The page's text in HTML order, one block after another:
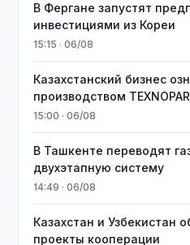
В Фергане запустят
инвестициями из Кореи
15:15 · 06/08
Казахстанский бизнес
производством
15:00 · 06/08
В Ташкенте переводят
двухэтапную систему
14:49 · 06/08
Казахстан и Узбекистан
проекты кооперации